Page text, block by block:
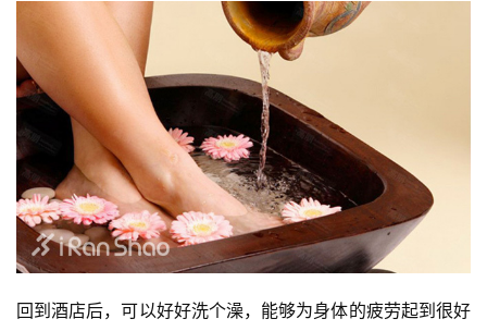
回到酒店后，可以好好洗个澡，能够为身体的疲劳起到很好